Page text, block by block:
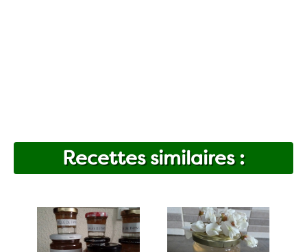
Recettes similaires :